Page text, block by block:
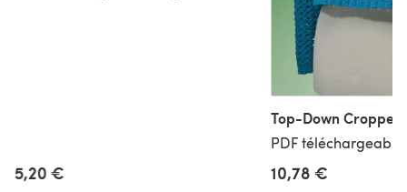
5,20 €
Top-Down Cropped
PDF
10,78 €